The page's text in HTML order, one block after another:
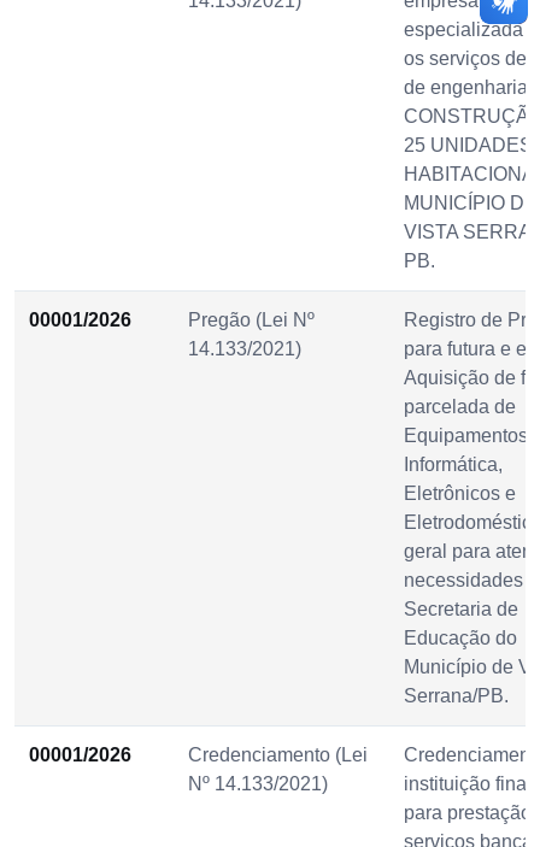
especializada
os serviços de
de engenharia
25 UNIDADES
MUNICÍPIO DE
VISTA
PB.
00001/2026
Pregão (Lei Nº
14.133/2021)
Registro de
para futura e
Aquisição de
parcelada de
Equipamentos
Informática,
Eletrônicos e
geral para
necessidades
Secretaria de
Educação do
Município de
Serrana/PB.
00001/2026
Credenciamento (Lei
Nº 14.133/2021)
instituição
para prestação
serviços